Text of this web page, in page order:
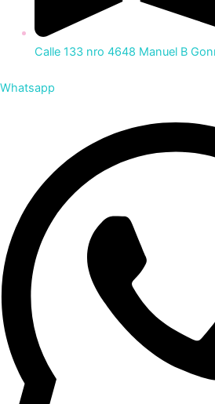
Calle 133 nro 4648 Manuel B
Whatsapp